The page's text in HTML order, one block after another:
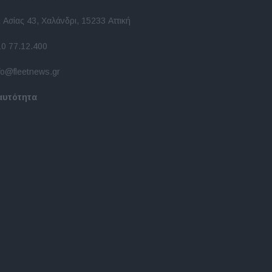
43, Χαλάνδρι, 15233 Αττική
77.12.400